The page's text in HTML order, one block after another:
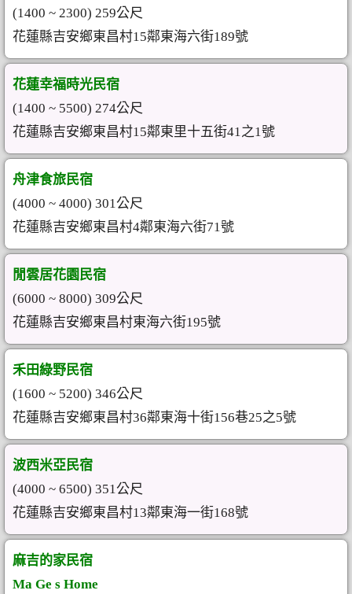
(1400 ~ 2300) 259公尺
花蓮縣吉安鄉東昌村15鄰東海六街189號
花蓮幸福時光民宿
(1400 ~ 5500) 274公尺
花蓮縣吉安鄉東昌村15鄰東里十五街41之1號
舟津食旅民宿
(4000 ~ 4000) 301公尺
花蓮縣吉安鄉東昌村4鄰東海六街71號
閒雲居花園民宿
(6000 ~ 8000) 309公尺
花蓮縣吉安鄉東昌村東海六街195號
禾田綠野民宿
(1600 ~ 5200) 346公尺
花蓮縣吉安鄉東昌村36鄰東海十街156巷25之5號
波西米亞民宿
(4000 ~ 6500) 351公尺
花蓮縣吉安鄉東昌村13鄰東海一街168號
麻吉的家民宿
Ma Ge s Home